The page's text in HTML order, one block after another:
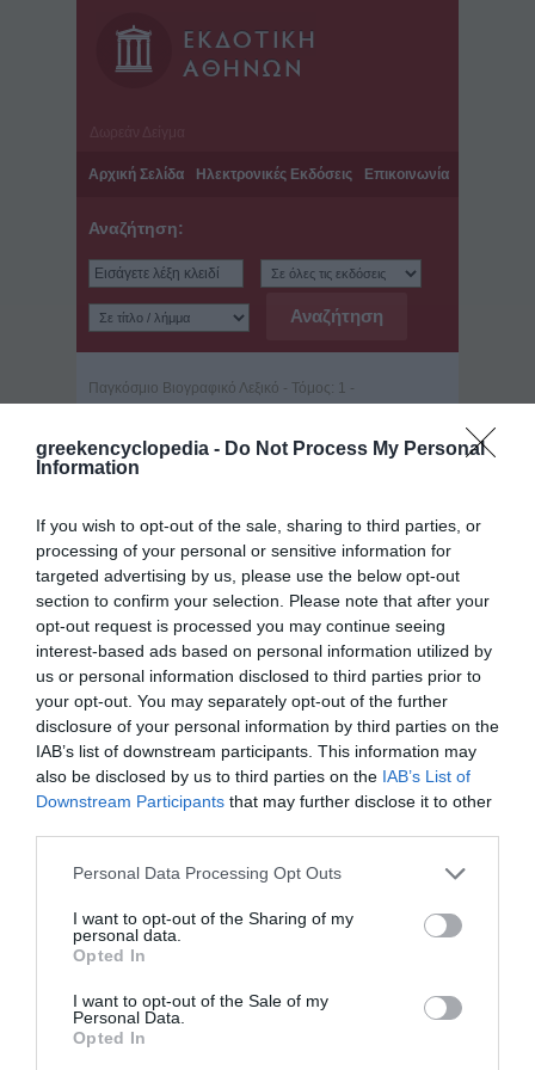
greekencyclopedia - Do Not Process My Personal
Information
If you wish to opt-out of the sale, sharing to third parties, or
processing of your personal or sensitive information for
targeted advertising by us, please use the below opt-out
section to confirm your selection. Please note that after your
opt-out request is processed you may continue seeing
interest-based ads based on personal information utilized by
us or personal information disclosed to third parties prior to
your opt-out. You may separately opt-out of the further
disclosure of your personal information by third parties on the
IAB’s list of downstream participants. This information may
also be disclosed by us to third parties on the IAB’s List of
Downstream Participants that may further disclose it to other
Personal Data Processing Opt Outs
I want to opt-out of the Sharing of my
personal data.
Opted In
I want to opt-out of the Sale of my
Personal Data.
Opted In
Αρχική Σελίδα Ηλεκτρονικές Εκδόσεις Επικοινωνία
Αναζήτηση:
Παγκόσμιο Βιογραφικό Λεξικό - Τόμος: 1 -
Αντωνίου, Δημήτριος (περ.
1800 - ; )
Ημερομηνίες: 1800 -
Δείγμα λήμματος:
Αντωνίου, Δημήτριος (περ. 1800 - ; ). Από
τη Μακρακώμη. Πολέμησε σε όλη τη
διάρκεια του Αγώνα υπό τις διαταγές των
Κώστα Βελή*, Ιωάννη Φραγκίστα, Γεωργίου
Καραϊσκάκη* και Νικολάου Κοντογιάννη στο
Καρπενήσι και στην Καλιακούδα (1823),
στην Άμπλιανη (1824), στο Νεόκαστρο
(1825) κ.α. ...
Παγκόσμιο Βιογραφικό Λεξικό
Αντωνίου, Γαρύφαλλος
Αντωνίου, Γεώργιος (1794 - ; )